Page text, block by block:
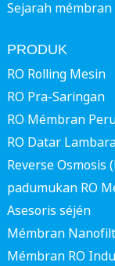
Sejarah
PRODUK
RO Rolling Mesin
RO Pra-Saringan
RO Mémbran
RO Datar
Reverse Osmosis
padumukan RO
Asesoris séjén
Mémbran
Mémbran RO